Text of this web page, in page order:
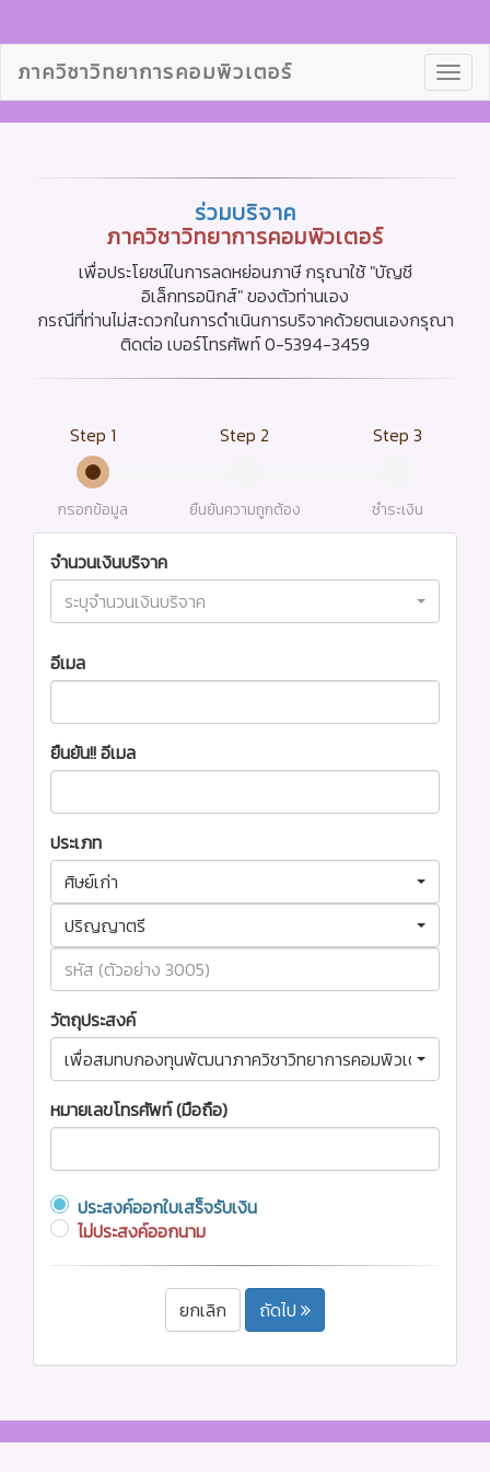
ภาควิชาวิทยาการคอมพิวเตอร์
ร่วมบริจาค
ภาควิชาวิทยาการคอมพิวเตอร์
เพื่อประโยชน์ในการลดหย่อนภาษี กรุณาใช้ "บัญชี
อิเล็กทรอนิกส์" ของตัวท่านเอง
กรณีที่ท่านไม่สะดวกในการดำเนินการบริจาคด้วยตนเองกรุณา
ติดต่อ เบอร์โทรศัพท์ 0-5394-3459
Step 1
กรอกข้อมูล
Step 2
ยืนยันความถูกต้อง
Step 3
ชำระเงิน
จำนวนเงินบริจาค
ระบุจำนวนเงินบริจาค
อีเมล
ยืนยัน!! อีเมล
ประเภท
ศิษย์เก่า
ปริญญาตรี
วัตถุประสงค์
เพื่อสมทบกองทุนพัฒนาภาควิชาวิทยาการคอมพิวเตอร์
หมายเลขโทรศัพท์ (มือถือ)
ประสงค์ออกใบเสร็จรับเงิน
ไม่ประสงค์ออกนาม
ยกเลิก ถัดไป